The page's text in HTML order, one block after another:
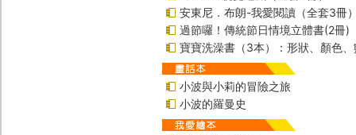
安東尼．布朗-我愛閱讀（全套3冊
過節囉！傳統節日情境立體書(2冊)
寶寶洗澡書（3本）：形狀、顏色、
小波與小莉的冒險之旅
小波的羅曼史